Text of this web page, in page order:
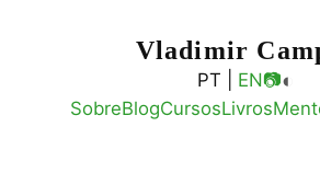
Vladimir
PT | EN📷◐
SobreBlogCursosLivros